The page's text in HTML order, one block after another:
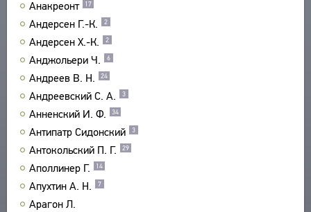
Анакреонт 17
Андерсен Г.-К. 2
Андерсен Х.-К. 2
Анджольери Ч. 6
Андреев В. Н. 24
Андреевский С. А. 3
Анненский И. Ф. 34
Антипатр Сидонский 3
Антокольский П. Г. 29
Аполлинер Г. 14
Апухтин А. Н. 7
Арагон Л.
ЭНЦИКЛОПЕДИЯ
ТЕЗАУРУС
ФУНКЦИОНАЛЬНОСТЬ
УКАЗАТЕЛИ
ПОИСК
СОЗДАТЕЛИ ПРОЕКТА